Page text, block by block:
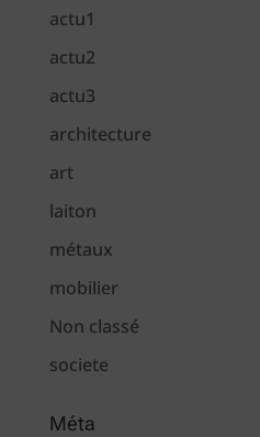
actu1
actu2
actu3
architecture
art
laiton
métaux
mobilier
Non classé
societe
Méta